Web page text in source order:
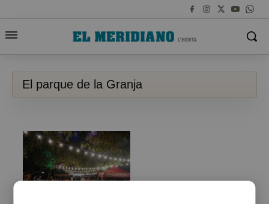
El parque de la Granja